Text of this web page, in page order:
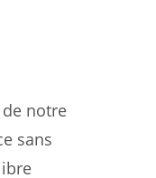
notre
sans